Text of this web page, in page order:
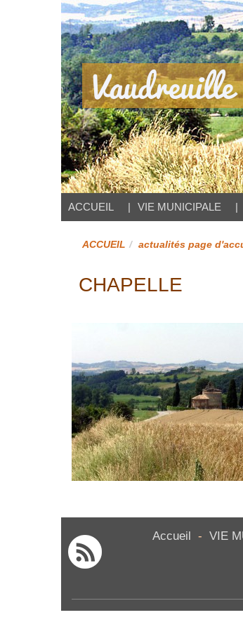
Vaudreuille
Site officiel
ACCUEIL VIE MUNICIPALE
ACCUEIL actualités page
CHAPELLE
Accueil - VIE